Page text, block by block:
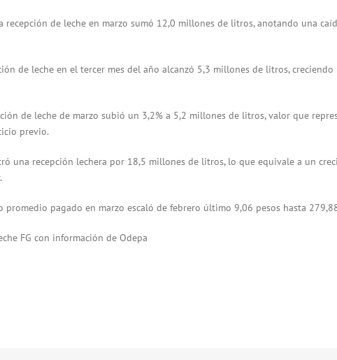
recepción de leche en marzo sumó 12,0 millones de litros, anotando una
de leche en el tercer mes del año alcanzó 5,3 millones de litros,
de leche de marzo subió un 3,2% a 5,2 millones de litros, valor que
previo.
una recepción lechera por 18,5 millones de litros, lo que equivale a un
promedio pagado en marzo escaló de febrero último 9,06 pesos hasta
FG con información de Odepa